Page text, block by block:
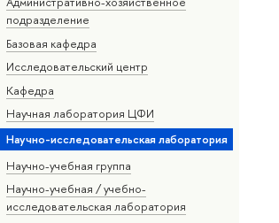
подразделение
Базовая кафедра
Исследовательский центр
Кафедра
Научная лаборатория ЦФИ
Научно-исследовательская лаборатория
Научно-учебная группа
Научно-учебная / учебно-
исследовательская лаборатория